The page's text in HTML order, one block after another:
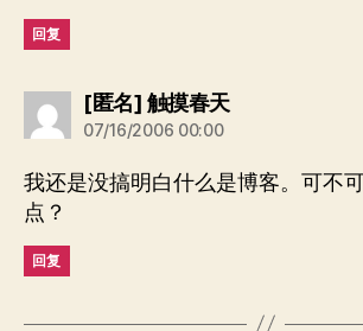
回复
[匿名] 触摸春天说：
07/16/2006 00:00
我还是没搞明白什么是博客。可不
点？
回复